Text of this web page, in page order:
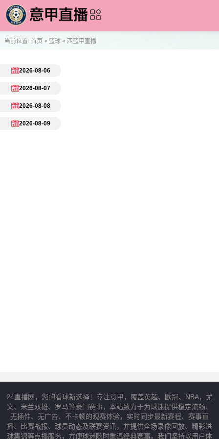
当前位置: 首页 > 篮球> 西篮甲直播
2026-08-06
2026-08-07
2026-08-08
2026-08-09
24直播网，您的看球新选择！专注意甲，覆盖英超、欧冠、NBA，尤
文、米兰双雄、罗马等豪门赛事，本站致力于为球迷提供稳定流畅、
无插件、无广告、不卡顿的观赛体验，实时同步最新赛程、赛事直
播、比赛战报、球员动态及联赛资讯，并提供全场录像回放、精彩进
球集锦等点播服务，方便球迷随时重温经典赛事。我们坚持以用户体